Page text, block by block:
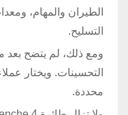
الطيران والمهام،
التسليح.
ومع ذلك، لم يتضح بعد
التحسينات. ويختار
محددة.